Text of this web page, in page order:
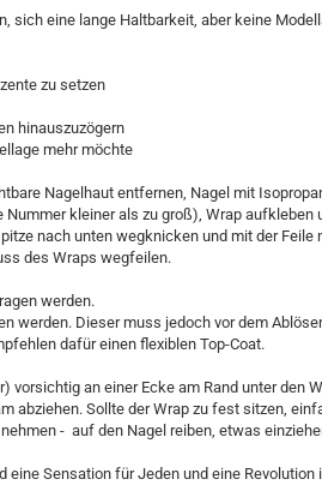
sich eine lange Haltbarkeit, aber keine
zu setzen
hinauszuzögern
mehr möchte
Nagelhaut entfernen, Nagel mit
kleiner als zu groß), Wrap aufkleben
nach unten wegknicken und mit der Feile
des Wraps wegfeilen.
werden.
werden. Dieser muss jedoch vor dem
dafür einen flexiblen Top-Coat.
vorsichtig an einer Ecke am Rand unter den
abziehen. Sollte der Wrap zu fest sitzen,
- auf den Nagel reiben, etwas
eine Sensation für Jeden und eine Revolution